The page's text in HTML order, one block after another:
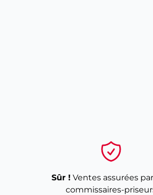
Sûr ! Ventes assurées
commissaires-